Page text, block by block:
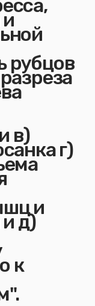
рубцов
в)
г)
и
д)
к